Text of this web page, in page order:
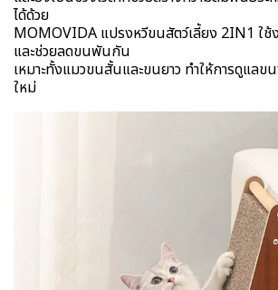
ได้ด้วย
MOMOVIDA แปรงหวีขนสัตว์เลี้ยง 2IN1 ใช้
และช่วยลดขนพันกัน
เหมาะทั้งแมวขนสั้นและขนยาว ทำให้การดูแลข
ใหม่